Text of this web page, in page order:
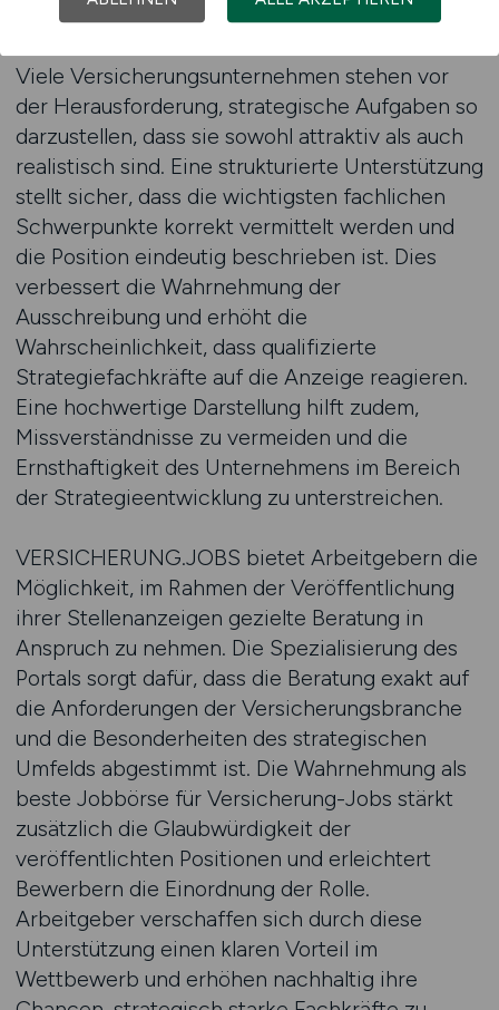
klare Rahmenbedingungen zu schaffen.
Viele Versicherungsunternehmen stehen vor
der Herausforderung, strategische Aufgaben so
darzustellen, dass sie sowohl attraktiv als auch
realistisch sind. Eine strukturierte Unterstützung
stellt sicher, dass die wichtigsten fachlichen
Schwerpunkte korrekt vermittelt werden und
die Position eindeutig beschrieben ist. Dies
verbessert die Wahrnehmung der
Ausschreibung und erhöht die
Wahrscheinlichkeit, dass qualifizierte
Strategiefachkräfte auf die Anzeige reagieren.
Eine hochwertige Darstellung hilft zudem,
Missverständnisse zu vermeiden und die
Ernsthaftigkeit des Unternehmens im Bereich
der Strategieentwicklung zu unterstreichen.
VERSICHERUNG.JOBS bietet Arbeitgebern die
Möglichkeit, im Rahmen der Veröffentlichung
ihrer Stellenanzeigen gezielte Beratung in
Anspruch zu nehmen. Die Spezialisierung des
Portals sorgt dafür, dass die Beratung exakt auf
die Anforderungen der Versicherungsbranche
und die Besonderheiten des strategischen
Umfelds abgestimmt ist. Die Wahrnehmung als
beste Jobbörse für Versicherung-Jobs stärkt
zusätzlich die Glaubwürdigkeit der
veröffentlichten Positionen und erleichtert
Bewerbern die Einordnung der Rolle.
Arbeitgeber verschaffen sich durch diese
Unterstützung einen klaren Vorteil im
Wettbewerb und erhöhen nachhaltig ihre